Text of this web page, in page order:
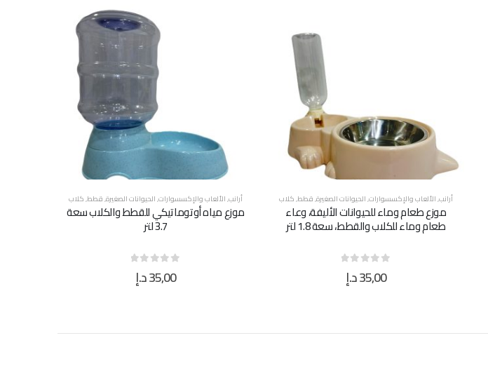
أرانب,الألعاب والإكسسوارات,الحيوانات الصغيرة,قطط,كلاب
موزع طعام وماء للحيوانات الأليفة، وعاء
طعام وماء للكلاب والقطط، سعة 1.8 لتر
35,00د.إ
أرانب,الألعاب والإكسسوارات,الحيوانات الصغيرة,قطط,كلاب
موزع مياه أوتوماتيكي للقطط والكلاب سعة
3.7 لتر
35,00د.إ